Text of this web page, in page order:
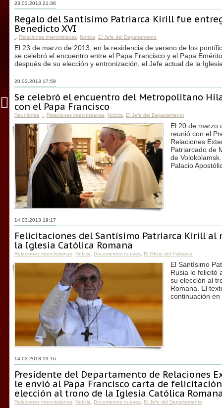
23.03.2013 21:36
Regalo del Santísimo Patriarca Kirill fue
Benedicto XVI
Relaciones intercristianas Noticia El Jefe del Departamento
El 23 de marzo de 2013, en la residencia de verano de los
se celebró el encuentro entre el Papa Francisco y el Papa
después de su elección y entronización, el Jefe actual de la
20.03.2013 17:59
Se celebró el encuentro del Metropolitano
con el Papa Francisco
Reuniones Relaciones intercristianas Noticia El Jefe del Departamento
El 20 de marzo
reunió con el
Relaciones
Patriarcado de
de
Palacio
14.03.2013 19:17
Felicitaciones del Santísimo Patriarca Kirill al
la Iglesia Católica Romana
Relaciones intercristianas Noticia Documentos nuevos El Oficio del Patriarca
El Santísimo
Rusia lo felicitó
su elección al
Romana. El
continuación
14.03.2013 19:16
Presidente del Departamento de Relaciones
le envió al Papa Francisco carta de
elección al trono de la Iglesia Católica
Relaciones intercristianas Noticia Documentos nuevos El Jefe del Departamento